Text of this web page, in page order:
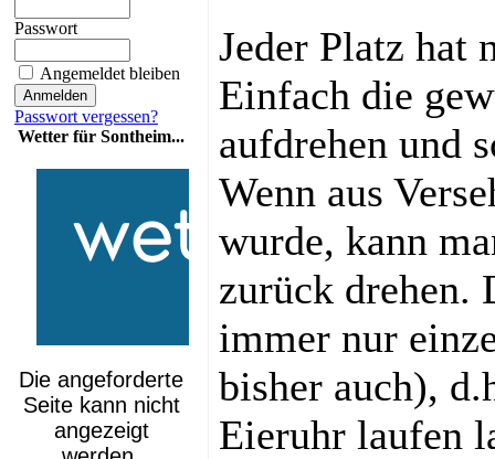
Passwort
Angemeldet bleiben
Passwort vergessen?
Wetter für Sontheim...
Jeder Platz hat
Einfach die
aufdrehen und
Wenn aus
wurde, kann
zurück drehen.
immer nur
bisher auch),
Eieruhr laufen